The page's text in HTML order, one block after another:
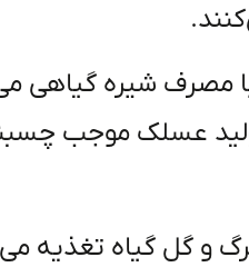
مصرف شیره گیاهی
عسلک موجب
و گل گیاه تغذیه